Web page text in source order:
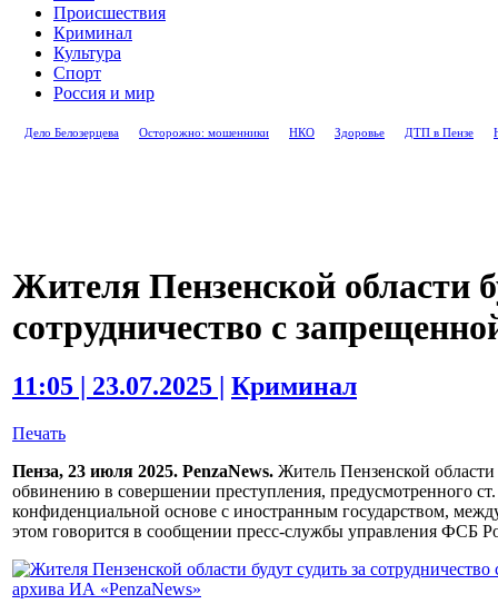
Происшествия
Криминал
Культура
Спорт
Россия и мир
Дело Белозерцева Осторожно: мошенники НКО Здоровье ДТП в Пензе
Жителя Пензенской области
сотрудничество с
11:05 | 23.07.2025 | Криминал
Печать
Пенза, 23 июля 2025. PenzaNews. Житель Пензенской
обвинению в совершении преступления, предусмотренного
конфиденциальной основе с иностранным государством,
этом говорится в сообщении пресс-службы управления ФСБ